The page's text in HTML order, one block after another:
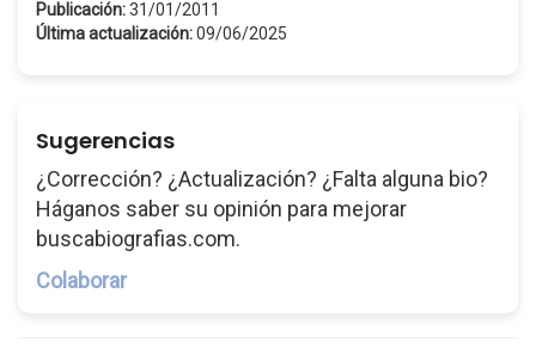
Publicación:31/01/2011
Última actualización:09/06/2025
Sugerencias
¿Corrección? ¿Actualización? ¿Falta alguna bio?
Háganos saber su opinión para mejorar
buscabiografias.com.
Colaborar